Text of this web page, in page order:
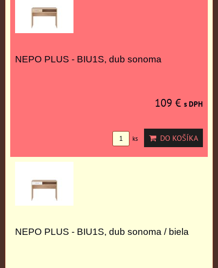
NEPO PLUS - BIU1S, dub sonoma
109 € s DPH
ks DO KOŠÍKA
NEPO PLUS - BIU1S, dub sonoma / biela